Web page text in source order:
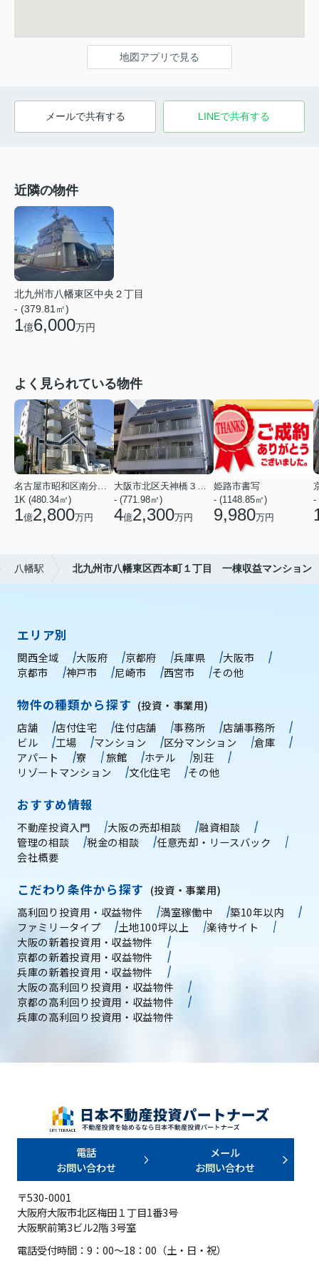
地図アプリで見る
メールで共有する LINEで共有する
近隣の物件
北九州市八幡東区中央２丁目
- (379.81㎡)
1億6,000万円
よく見られている物件
1K (480.34㎡)
1億2,800万円
- (771.98㎡)
4億2,300万円
姫路市書写
- (1148.85㎡)
9,980万円
-
八幡駅 北九州市八幡東区西本町１丁目 一棟収益マンション
エリア別
関西全域 大阪府 京都府 兵庫県
大阪市
京都市
神戸市 尼崎市 西宮市 その他
物件の種類から探す (投資・事業用)
店舗
店付住宅 住付店舗 事務所
店舗事務所
ビル
工場 マンション 区分マンション
倉庫
アパート
寮 旅館 ホテル
別荘
リゾートマンション
文化住宅 その他
おすすめ情報
不動産投資入門 大阪の売却相談
融資相談
管理の相談
税金の相談
任意売却・リースバック
会社概要
こだわり条件から探す (投資・事業用)
高利回り投資用・収益物件
満室稼働中
築10年以内
ファミリータイプ
土地100坪以上
楽待サイト
大阪の新着投資用・収益物件
京都の新着投資用・収益物件
兵庫の新着投資用・収益物件
大阪の高利回り投資用・収益物件
京都の高利回り投資用・収益物件
兵庫の高利回り投資用・収益物件
電話
お問い合わせ
メール
お問い合わせ
〒530-0001
大阪府大阪市北区梅田１丁目1番3号
大阪駅前第3ビル2階 3号室
電話受付時間：9：00～18：00（土・日・祝）